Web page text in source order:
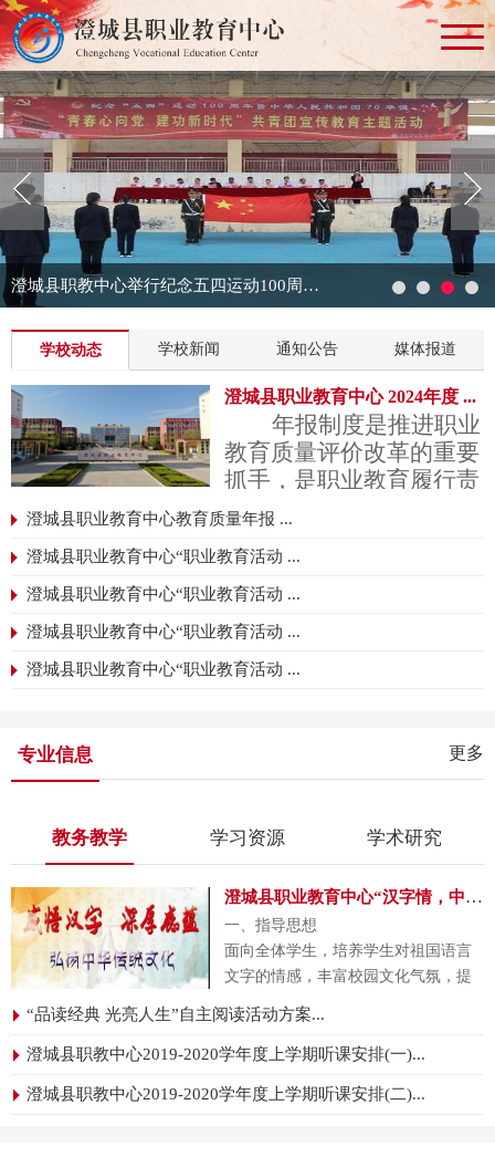
澄城县职教中心举行纪念五四运动100周年暨庆祝中华人民共和国70华诞主题宣传教育活动
学校动态 学校新闻 通知公告 媒体报道
澄城县职业教育中心 2024年度 ...
年报制度是推进职业
教育质量评价改革的重要
抓手，是职业教育履行责
任担当、树立质量发展
观、宣传发展成绩、接受
社会监督的重要载体，是
职业学校强化内涵发展，
持续诊断和改进，全面提
高人才培养质量的重要举
措。根据陕西省教育厅
制、发布和报送工作的通
知》要求，编写本年度质
《澄城县职业教育中心
2024年中等职业教育质量
年度报告》由学校基本情
况、人才培养、服务贡
献、文化传承、国际合
作、产教融合、发展保
障、面临挑战八个部分组
《职业教育法》的关键举
措，反映党中央、国务院
澄城县职业教育中心教育质量年报 ...
澄城县职业教育中心“职业教育活动 ...
澄城县职业教育中心“职业教育活动 ...
澄城县职业教育中心“职业教育活动 ...
澄城县职业教育中心“职业教育活动 ...
专业信息 更多
教务教学 学习资源 学术研究
澄城县职业教育中心“汉字情，中国梦”汉字听写大赛活动方案 ...
一、指导思想
面向全体学生，培养学生对祖国语言
文字的情感，丰富校园文化气氛，提
高学生的语文素养，增进学生学习语
文的兴趣。
二、大赛目的
性，引导学生正确识记汉字，掌握汉
“品读经典 光亮人生”自主阅读活动方案...
澄城县职教中心2019-2020学年度上学期听课安排(一)...
澄城县职教中心2019-2020学年度上学期听课安排(二)...